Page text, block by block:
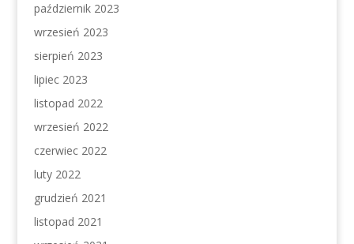
październik 2023
wrzesień 2023
sierpień 2023
lipiec 2023
listopad 2022
wrzesień 2022
czerwiec 2022
luty 2022
grudzień 2021
listopad 2021